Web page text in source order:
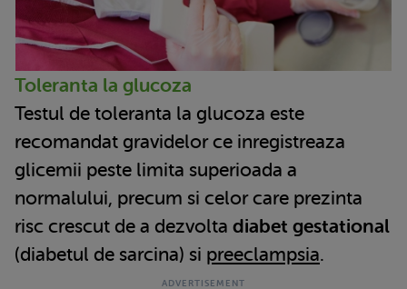
Toleranta la glucoza
Testul de toleranta la glucoza este
recomandat gravidelor ce inregistreaza
glicemii peste limita superioada a
normalului, precum si celor care prezinta
risc crescut de a dezvolta diabet gestational
(diabetul de sarcina) si preeclampsia.